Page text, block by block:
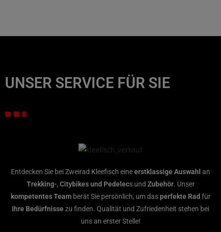
UNSER SERVICE FÜR SIE
Entdecken Sie bei Zweirad Kleefisch eineerstklassige Auswahl an
Trekking-, Citybikes und Pedelecs und Zubehör. Unser
kompetentes Teamberät Sie persönlich, um dasperfekte Rad für
Ihre Bedürfnisse zu finden. Qualität und Zufriedenheit stehen bei
uns an erster Stelle!